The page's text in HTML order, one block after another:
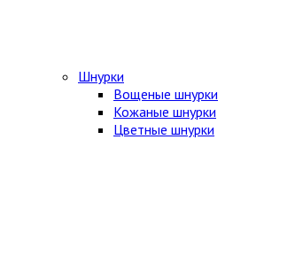
Шнурки
Вощеные шнурки
Кожаные шнурки
Цветные шнурки